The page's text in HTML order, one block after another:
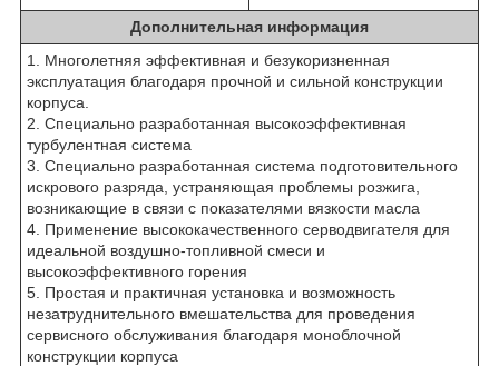
Дополнительная информация
1. Многолетняя эффективная и безукоризненная
эксплуатация благодаря прочной и сильной конструкции
корпуса.
2. Специально разработанная высокоэффективная
турбулентная система
3. Специально разработанная система подготовительного
искрового разряда, устраняющая проблемы розжига,
возникающие в связи с показателями вязкости масла
4. Применение высококачественного серводвигателя для
идеальной воздушно-топливной смеси и
высокоэффективного горения
5. Простая и практичная установка и возможность
незатруднительного вмешательства для проведения
сервисного обслуживания благодаря моноблочной
конструкции корпуса